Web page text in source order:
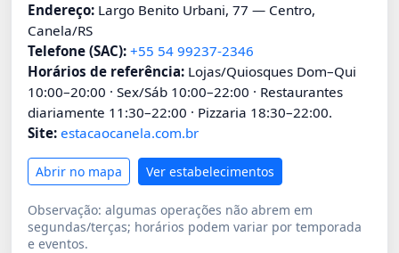
Endereço:Largo Benito Urbani, 77 — Centro,
Canela/RS
Telefone (SAC): +55 54 99237-2346
Horários de referência:Lojas/Quiosques Dom–Qui
10:00–20:00 · Sex/Sáb 10:00–22:00 · Restaurantes
diariamente 11:30–22:00 · Pizzaria 18:30–22:00.
Site: estacaocanela.com.br
Abrir no mapa Ver estabelecimentos
Observação: algumas operações não abrem em
segundas/terças; horários podem variar por temporada
e eventos.